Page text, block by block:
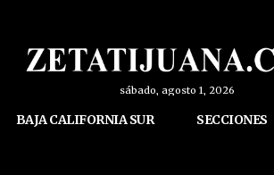
sábado, agosto 1, 2026
BAJA CALIFORNIA SUR SECCIONES